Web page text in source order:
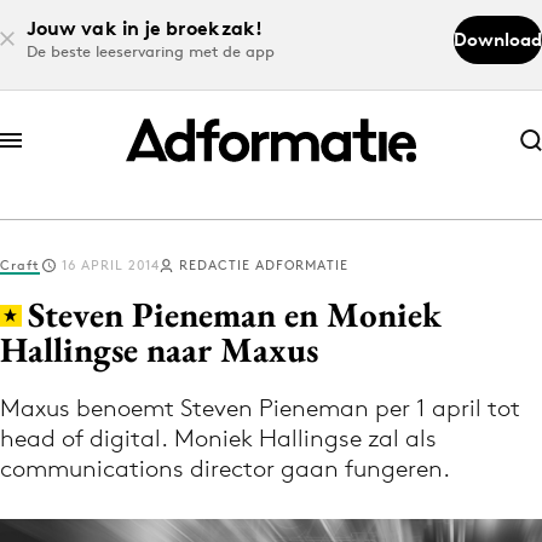
Jouw vak in je broekzak!
De beste leeservaring met de app
Download
Abonneer nu
Abonneer nu
Log in
Volg het laatste nieuws via de Adformatie
Nieuws app
Craft 16 APRIL 2014 REDACTIE ADFORMATIE
Steven Pieneman en Moniek
Hallingse naar Maxus
Maxus benoemt Steven Pieneman per 1 april tot
head of digital. Moniek Hallingse zal als
communications director gaan fungeren.